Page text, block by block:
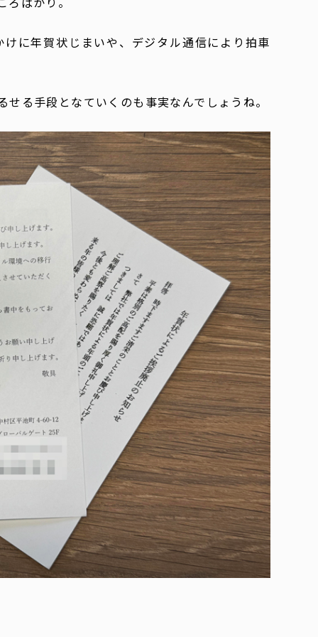
に年賀状じまいや、デジタル通信により拍車
る手段となていくのも事実なんでしょうね。